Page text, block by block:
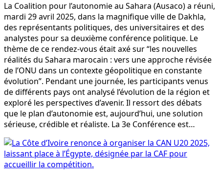
La Coalition pour l’autonomie au Sahara (Ausaco) a réuni,
mardi 29 avril 2025, dans la magnifique ville de Dakhla,
des représentants politiques, des universitaires et des
analystes pour sa deuxième conférence politique. Le
thème de ce rendez-vous était axé sur “les nouvelles
réalités du Sahara marocain : vers une approche révisée
de l’ONU dans un contexte géopolitique en constante
évolution”. Pendant une journée, les participants venus
de différents pays ont analysé l’évolution de la région et
exploré les perspectives d’avenir. Il ressort des débats
que le plan d’autonomie est, aujourd’hui, une solution
sérieuse, crédible et réaliste. La 3e Conférence est…